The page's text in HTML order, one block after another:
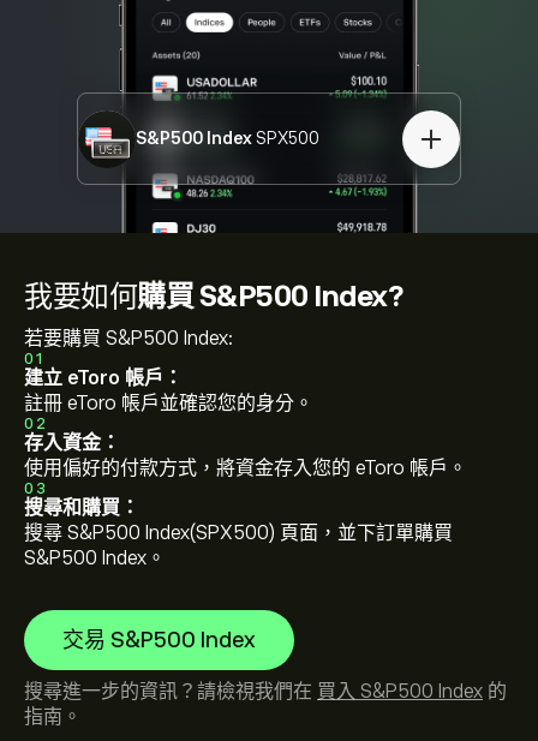
S&P500 Index SPX500
我要如何購買 S&P500 Index?
若要購買 S&P500 Index:
01
建立 eToro 帳戶：
註冊 eToro 帳戶並確認您的身分。
02
存入資金：
使用偏好的付款方式，將資金存入您的 eToro 帳戶。
03
搜尋和購買：
搜尋 S&P500 Index(SPX500) 頁面，並下訂單購買
S&P500 Index。
交易 S&P500 Index
搜尋進一步的資訊？請檢視我們在 買入 S&P500 Index 的
指南。